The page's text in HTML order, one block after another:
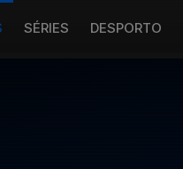
SÉRIES DESPORTO